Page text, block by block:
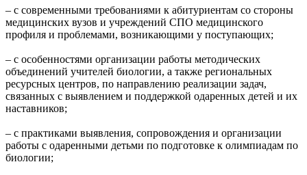
– с современными требованиями к абитуриентам со стороны
медицинских вузов и учреждений СПО медицинского
профиля и проблемами, возникающими у поступающих;
– с особенностями организации работы методических
объединений учителей биологии, а также региональных
ресурсных центров, по направлению реализации задач,
связанных с выявлением и поддержкой одаренных детей и их
наставников;
– с практиками выявления, сопровождения и организации
работы с одаренными детьми по подготовке к олимпиадам по
биологии;